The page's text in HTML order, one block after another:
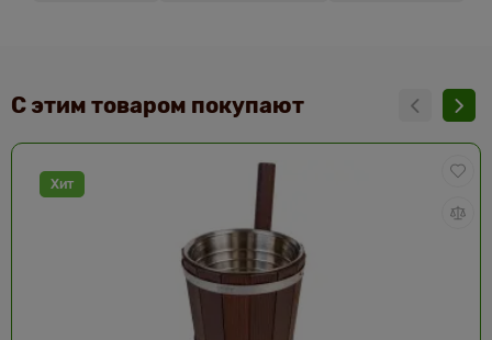
С этим товаром покупают
Хит